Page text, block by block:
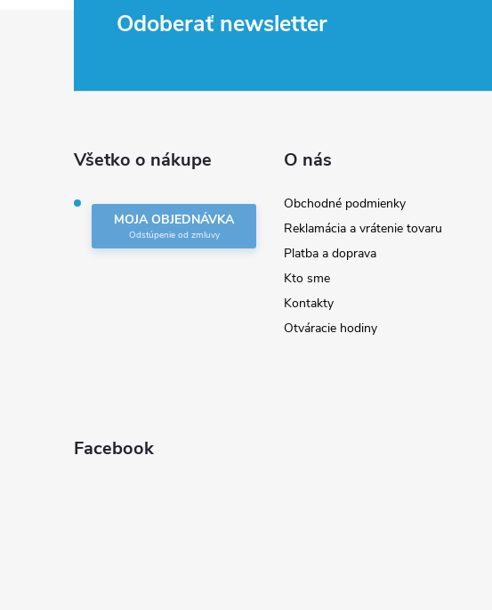
Odoberať newsletter
Všetko o nákupe
MOJA OBJEDNÁVKA
O nás
Obchodné podmienky
Reklamácia a vrátenie tovaru
Platba a doprava
Kto sme
Kontakty
Otváracie hodiny
Facebook